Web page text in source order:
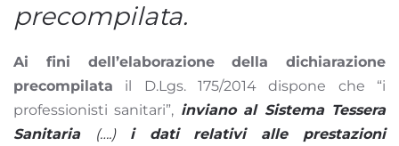
precompilata.
Ai fini dell’elaborazione della dichiarazione
precompilata il D.Lgs. 175/2014 dispone che “i
professionisti sanitari”, inviano al Sistema Tessera
Sanitaria
(….) i dati relativi alle prestazioni